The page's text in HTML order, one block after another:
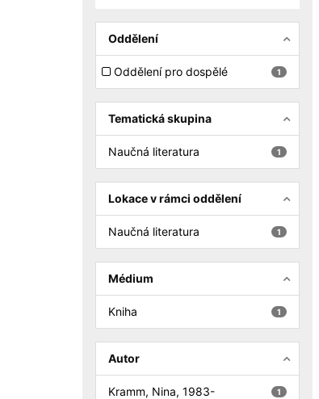
Oddělení
1
Oddělení pro dospělé
Tematická skupina
1
Naučná literatura
Lokace v rámci oddělení
1
Naučná literatura
Médium
1
Kniha
Autor
1
Kramm, Nina, 1983-